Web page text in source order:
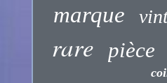
marque
rare pièce